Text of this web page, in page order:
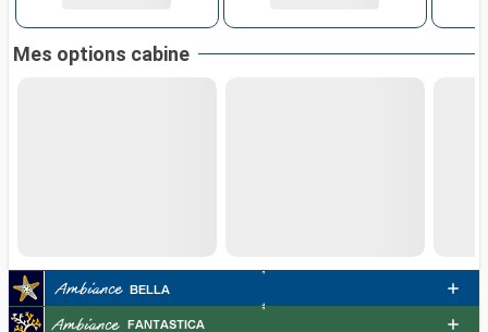
Mes options cabine